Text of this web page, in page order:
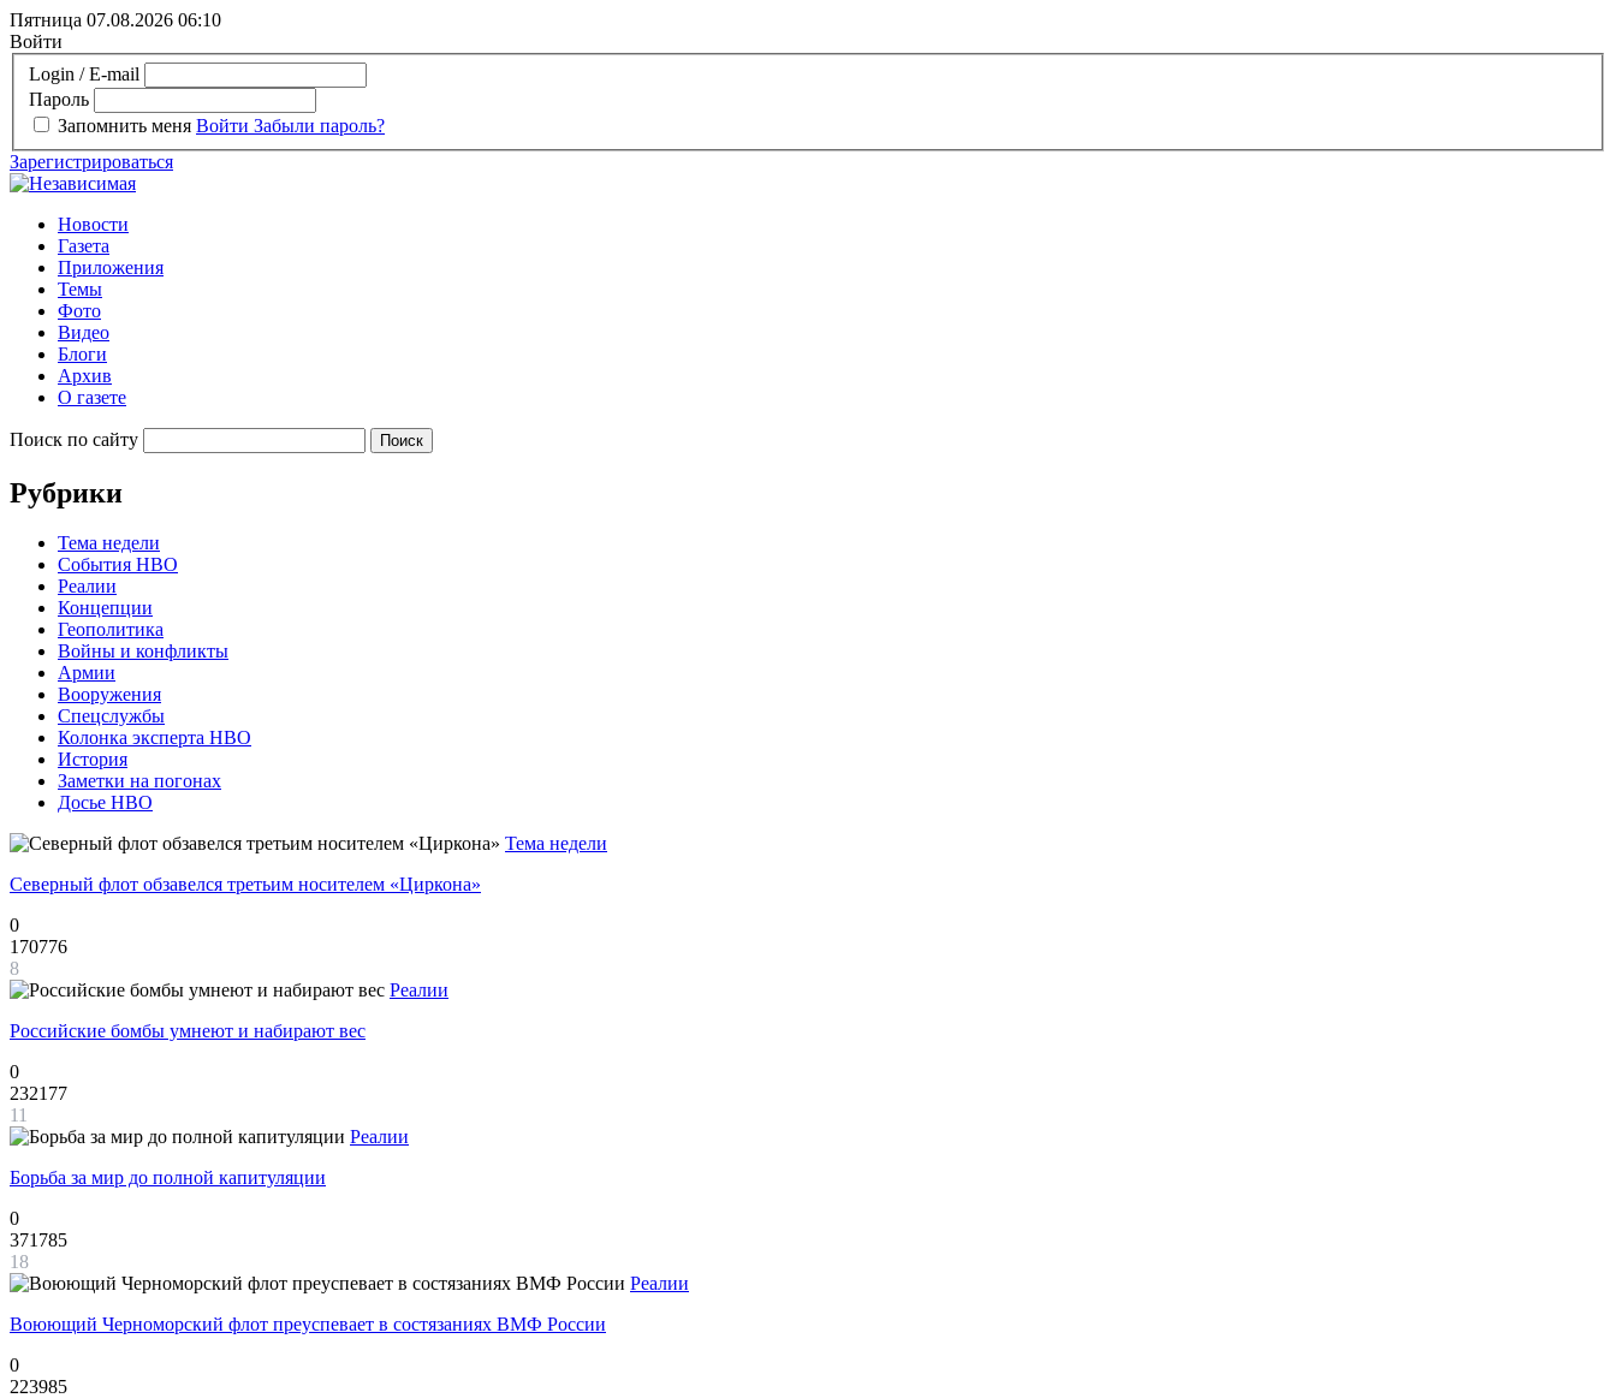
Пятница 07.08.2026 06:10
Войти
Login / E-mail
Пароль
Запомнить меня Войти Забыли пароль?
Зарегистрироваться
Новости
Газета
Приложения
Темы
Фото
Видео
Блоги
Архив
О газете
Поиск по сайту
Рубрики
Тема недели
События НВО
Реалии
Концепции
Геополитика
Войны и конфликты
Армии
Вооружения
Спецслужбы
Колонка эксперта НВО
История
Заметки на погонах
Досье НВО
Тема недели
Северный флот обзавелся третьим носителем «Циркона»
0
170776
8
Реалии
Российские бомбы умнеют и набирают вес
0
232177
11
Реалии
Борьба за мир до полной капитуляции
0
371785
18
Реалии
Воюющий Черноморский флот преуспевает в состязаниях ВМФ России
0
223985